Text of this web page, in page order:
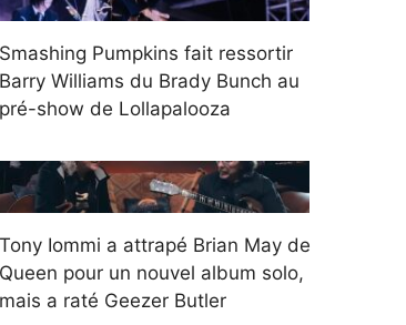
Smashing Pumpkins fait ressortir
Barry Williams du Brady Bunch au
pré-show de Lollapalooza
Tony Iommi a attrapé Brian May de
Queen pour un nouvel album solo,
mais a raté Geezer Butler